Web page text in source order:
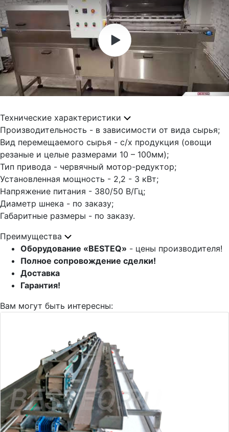
Технические характеристики
Производительность - в зависимости от вида сырья;
Вид перемещаемого сырья - с/х продукция (овощи
резаные и целые размерами 10 – 100мм);
Тип привода - червячный мотор-редуктор;
Установленная мощность - 2,2 - 3 кВт;
Напряжение питания - 380/50 В/Гц;
Диаметр шнека - по заказу;
Габаритные размеры - по заказу.
Преимущества
Оборудование «BESTEQ» - цены производителя!
Полное сопровождение сделки!
Доставка
Гарантия!
Вам могут быть интересны: